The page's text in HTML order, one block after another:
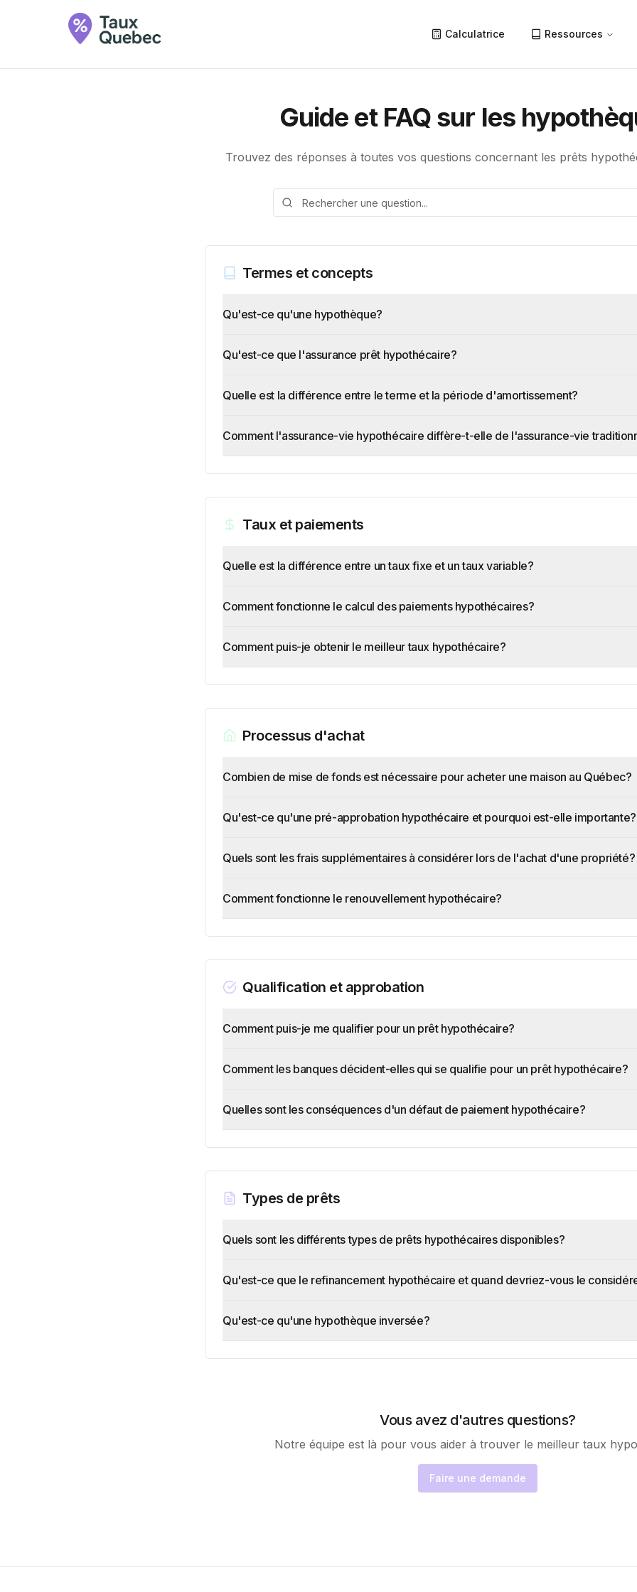
Calculatrice Ressources
Guide et FAQ sur les
Trouvez des réponses à toutes vos questions concernant les prêts
Termes et concepts
Qu'est-ce qu'une hypothèque?
Qu'est-ce que l'assurance prêt hypothécaire?
Quelle est la différence entre le terme et la période d'amortissement?
Comment l'assurance-vie hypothécaire diffère-t-elle de l'assurance-vie
Taux et paiements
Quelle est la différence entre un taux fixe et un taux variable?
Comment fonctionne le calcul des paiements hypothécaires?
Comment puis-je obtenir le meilleur taux hypothécaire?
Processus d'achat
Combien de mise de fonds est nécessaire pour acheter une maison au Québec?
Qu'est-ce qu'une pré-approbation hypothécaire et pourquoi est-elle importante?
Quels sont les frais supplémentaires à considérer lors de l'achat d'une propriété?
Comment fonctionne le renouvellement hypothécaire?
Qualification et approbation
Comment puis-je me qualifier pour un prêt hypothécaire?
Comment les banques décident-elles qui se qualifie pour un prêt hypothécaire?
Quelles sont les conséquences d'un défaut de paiement hypothécaire?
Types de prêts
Quels sont les différents types de prêts hypothécaires disponibles?
Qu'est-ce que le refinancement hypothécaire et quand devriez-vous le
Qu'est-ce qu'une hypothèque inversée?
Vous avez d'autres questions?
Notre équipe est là pour vous aider à trouver le meilleur taux
Faire une demande